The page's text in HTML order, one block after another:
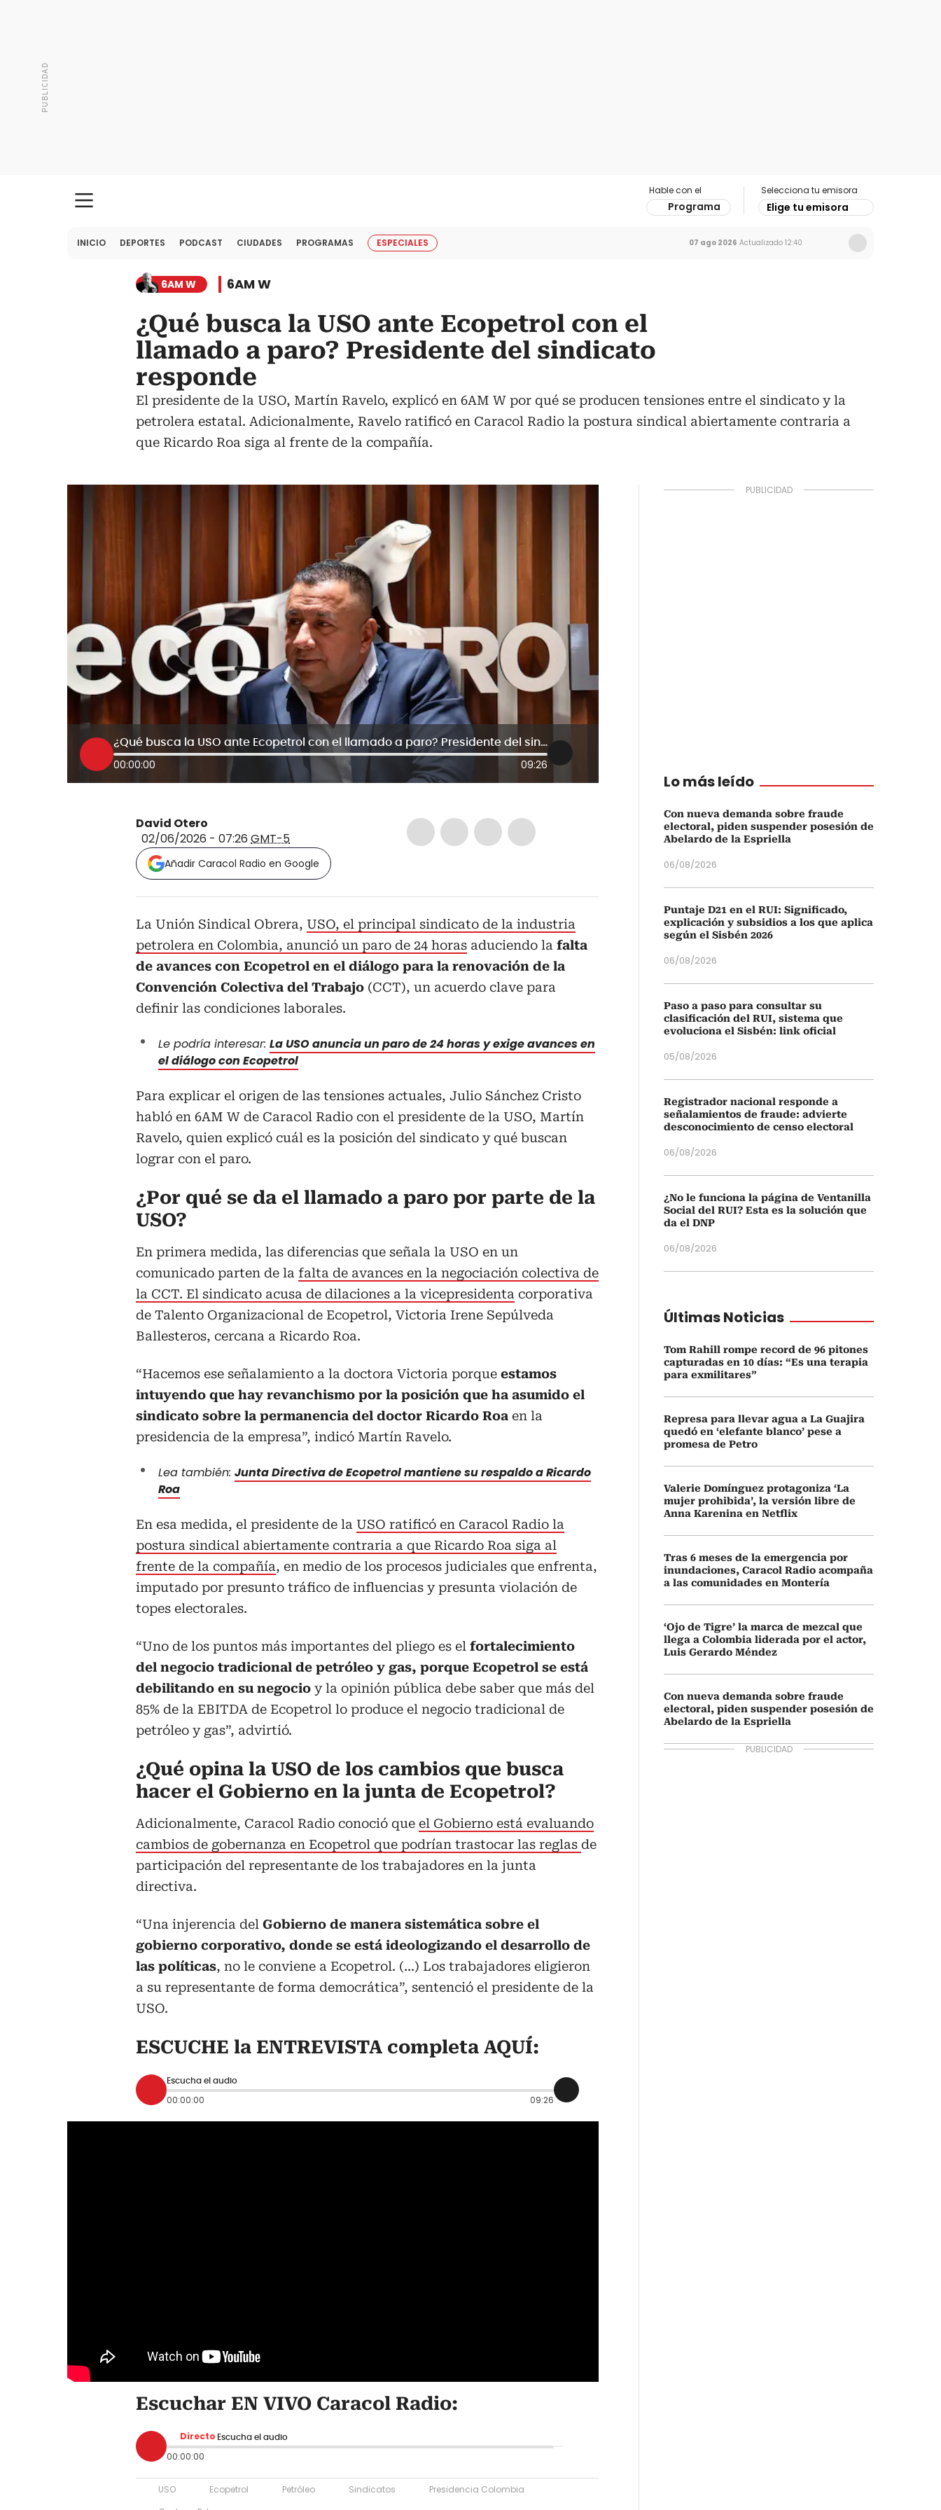
Hable con el
Programa
Selecciona tu emisora
Elige tu emisora
INICIO DEPORTES PODCAST CIUDADES PROGRAMAS ESPECIALES 07 ago 2026 Actualizado 12:40
6AM W 6AM W
¿Qué busca la USO ante Ecopetrol con el
llamado a paro? Presidente del sindicato
responde
El presidente de la USO, Martín Ravelo, explicó en 6AM W por qué se producen tensiones entre el sindicato y la
petrolera estatal. Adicionalmente, Ravelo ratificó en Caracol Radio la postura sindical abiertamente contraria a
que Ricardo Roa siga al frente de la compañía.
¿Qué busca la USO ante Ecopetrol con el llamado a paro? Presidente del sindicato responde
00:00:00 09:26
David Otero
02/06/2026 - 07:26 GMT-5
Añadir Caracol Radio en Google
La Unión Sindical Obrera, USO, el principal sindicato de la industria
petrolera en Colombia, anunció un paro de 24 horas aduciendo la falta
de avances con Ecopetrol en el diálogo para la renovación de la
Convención Colectiva del Trabajo (CCT), un acuerdo clave para
definir las condiciones laborales.
Le podría interesar: La USO anuncia un paro de 24 horas y exige avances en
el diálogo con Ecopetrol
Para explicar el origen de las tensiones actuales, Julio Sánchez Cristo
habló en 6AM W de Caracol Radio con el presidente de la USO, Martín
Ravelo, quien explicó cuál es la posición del sindicato y qué buscan
lograr con el paro.
¿Por qué se da el llamado a paro por parte de la
USO?
En primera medida, las diferencias que señala la USO en un
comunicado parten de la falta de avances en la negociación colectiva de
la CCT. El sindicato acusa de dilaciones a la vicepresidenta corporativa
de Talento Organizacional de Ecopetrol, Victoria Irene Sepúlveda
Ballesteros, cercana a Ricardo Roa.
“Hacemos ese señalamiento a la doctora Victoria porque estamos
intuyendo que hay revanchismo por la posición que ha asumido el
sindicato sobre la permanencia del doctor Ricardo Roa en la
presidencia de la empresa”, indicó Martín Ravelo.
Lea también: Junta Directiva de Ecopetrol mantiene su respaldo a Ricardo
Roa
En esa medida, el presidente de la USO ratificó en Caracol Radio la
postura sindical abiertamente contraria a que Ricardo Roa siga al
frente de la compañía, en medio de los procesos judiciales que enfrenta,
imputado por presunto tráfico de influencias y presunta violación de
topes electorales.
“Uno de los puntos más importantes del pliego es el fortalecimiento
del negocio tradicional de petróleo y gas, porque Ecopetrol se está
debilitando en su negocio y la opinión pública debe saber que más del
85% de la EBITDA de Ecopetrol lo produce el negocio tradicional de
petróleo y gas”, advirtió.
¿Qué opina la USO de los cambios que busca
hacer el Gobierno en la junta de Ecopetrol?
Adicionalmente, Caracol Radio conoció que el Gobierno está evaluando
cambios de gobernanza en Ecopetrol que podrían trastocar las reglas de
participación del representante de los trabajadores en la junta
directiva.
“Una injerencia del Gobierno de manera sistemática sobre el
gobierno corporativo, donde se está ideologizando el desarrollo de
las políticas, no le conviene a Ecopetrol. (...) Los trabajadores eligieron
a su representante de forma democrática”, sentenció el presidente de la
USO.
ESCUCHE la ENTREVISTA completa AQUÍ:
Escucha el audio
00:00:00 09:26
Escuchar EN VIVO Caracol Radio:
Directo Escucha el audio
00:00:00
USO Ecopetrol Petróleo Sindicatos
Presidencia Colombia
Lo más leído
Con nueva demanda sobre fraude
electoral, piden suspender posesión de
Abelardo de la Espriella
06/08/2026
Puntaje D21 en el RUI: Significado,
explicación y subsidios a los que aplica
según el Sisbén 2026
06/08/2026
Paso a paso para consultar su
clasificación del RUI, sistema que
evoluciona el Sisbén: link oficial
05/08/2026
Registrador nacional responde a
señalamientos de fraude: advierte
desconocimiento de censo electoral
06/08/2026
¿No le funciona la página de Ventanilla
Social del RUI? Esta es la solución que
da el DNP
06/08/2026
Últimas Noticias
Tom Rahill rompe record de 96 pitones
capturadas en 10 días: “Es una terapia
para exmilitares”
Represa para llevar agua a La Guajira
quedó en ‘elefante blanco’ pese a
promesa de Petro
Valerie Domínguez protagoniza ‘La
mujer prohibida’, la versión libre de
Anna Karenina en Netflix
Tras 6 meses de la emergencia por
inundaciones, Caracol Radio acompaña
a las comunidades en Montería
‘Ojo de Tigre’ la marca de mezcal que
llega a Colombia liderada por el actor,
Luis Gerardo Méndez
Con nueva demanda sobre fraude
electoral, piden suspender posesión de
Abelardo de la Espriella